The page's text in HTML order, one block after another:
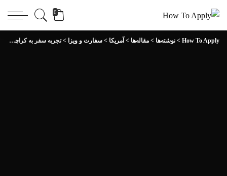
0
How To Apply
> نوشته‌ها > مقاله‌ها > آمریکا > سفارت و ویزا >تجربه سفر به کراچی پاکستان برای مصاحبه ویزای آمریکا